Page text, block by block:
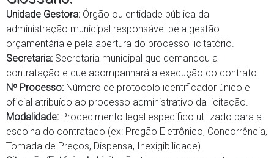
Unidade Gestora: Órgão ou entidade pública da
administração municipal responsável pela gestão
orçamentária e pela abertura do processo licitatório.
Secretaria: Secretaria municipal que demandou a
contratação e que acompanhará a execução do contrato.
Nº Processo: Número de protocolo identificador único e
oficial atribuído ao processo administrativo da licitação.
Modalidade: Procedimento legal específico utilizado para a
escolha do contratado (ex: Pregão Eletrônico, Concorrência,
Tomada de Preços, Dispensa, Inexigibilidade).